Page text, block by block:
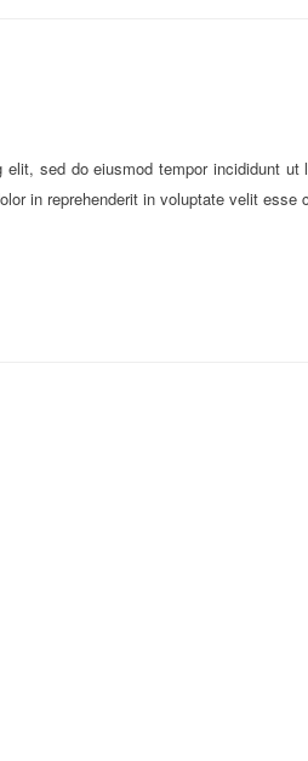
sed do eiusmod tempor incididunt
in reprehenderit in voluptate velit